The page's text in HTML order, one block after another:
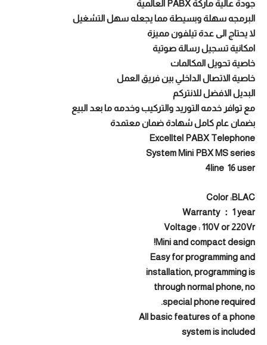
جودة عالية ماركة PABX العالمية
البرمجه سهلة وبسيطة مما يجعله سهل التشغيل
لا يحتاج الى عدة تيلفون مميزة
امكانية تسجيل رسالة صوتية
خاصية تحويل المكالمات
خاصية الاتصال الداخلي بين فريق العمل
البديل الافضل للانتركم
مع توافر خدمه التوريد والتركيب وخدمه ما بعد البيع
بضمان عام كامل شهادة ضمان معتمدة
Excelltel PABX Telephone
System Mini PBX MS series
4line 16 user
Color :BLAC
Warranty ： 1 year
Voltage : 110V or 220Vr
Mini and compact design!
Easy for programming and
installation, programming is
through normal phone, no
special phone required.
All basic features of a phone
system is included